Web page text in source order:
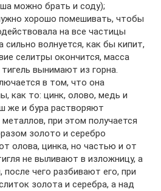
можно брать и соду);
хорошо помешивать, чтобы
на все частицы
сильно волнуется, как бы кипит,
селитры окончится, масса
вынимают из горна.
в том, что она
как то: цинк, олово, медь и
же и бура растворяют
при этом получается
золото и серебро
олова, цинка, но частью и от
не выливают в изложницу, а
чего разбивают его, при
золота и серебра, а над